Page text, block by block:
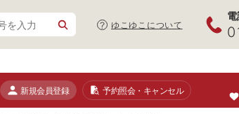
ゆこゆこについて
新規会員登録 予約照会・キャンセル